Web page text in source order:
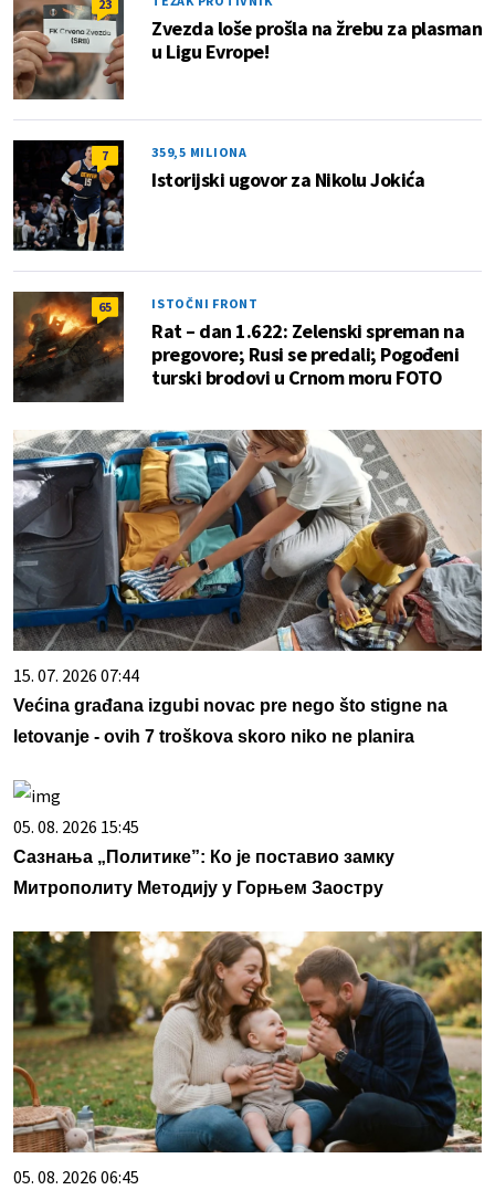
23
Zvezda loše prošla na žrebu za plasman
u Ligu Evrope!
7 359,5 MILIONA
Istorijski ugovor za Nikolu Jokića
65 ISTOČNI FRONT
Rat – dan 1.622: Zelenski spreman na
pregovore; Rusi se predali; Pogođeni
turski brodovi u Crnom moru FOTO
15. 07. 2026 07:44
Većina građana izgubi novac pre nego što stigne na
letovanje - ovih 7 troškova skoro niko ne planira
05. 08. 2026 15:45
Сазнања „Политике”: Ко је поставио замку
Митрополиту Методију у Горњем Заостру
05. 08. 2026 06:45